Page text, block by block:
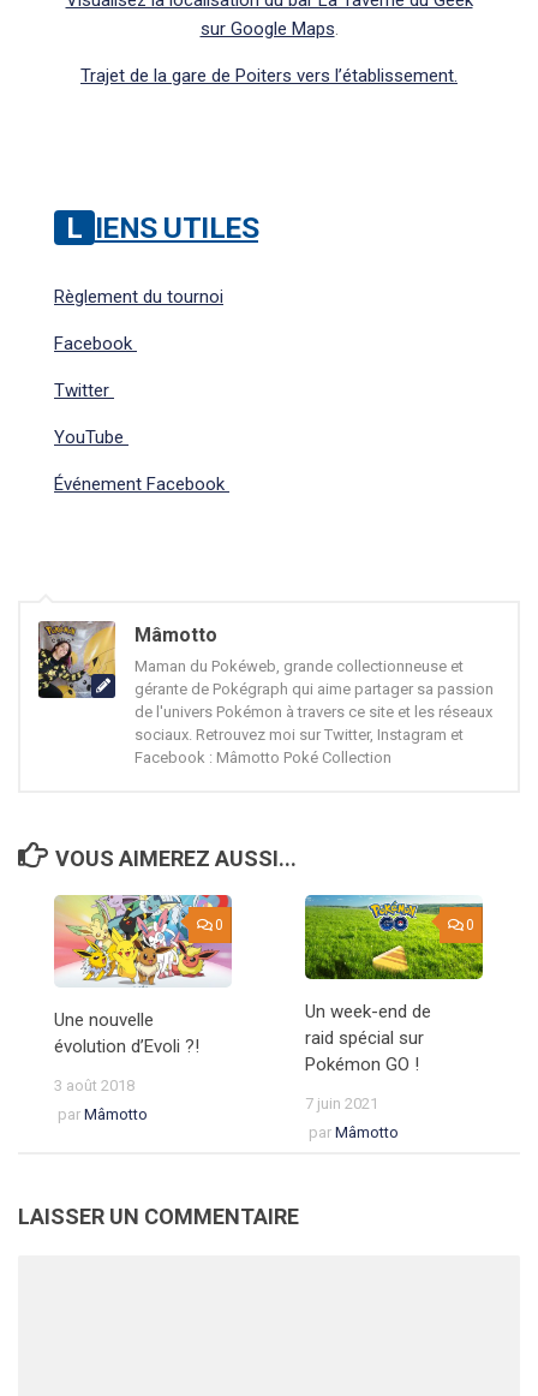
sur Google Maps.
Trajet de la gare de Poiters vers l’établissement.
LIENS UTILES
Règlement du tournoi
Facebook
Twitter
YouTube
Événement Facebook
Mâmotto
Maman du Pokéweb, grande collectionneuse et
gérante de Pokégraph qui aime partager sa passion
de l'univers Pokémon à travers ce site et les réseaux
sociaux. Retrouvez moi sur Twitter, Instagram et
Facebook : Mâmotto Poké Collection
VOUS AIMEREZ AUSSI...
0
Une nouvelle
évolution d’Evoli ?!
3 août 2018
par Mâmotto
0
Un week-end de
raid spécial sur
Pokémon GO !
7 juin 2021
par Mâmotto
LAISSER UN COMMENTAIRE